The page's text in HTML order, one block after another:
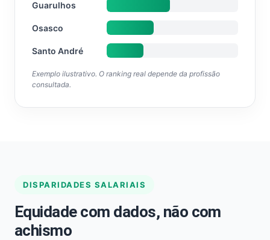
Guarulhos
Osasco
Santo André
Exemplo ilustrativo. O ranking real depende da profissão
consultada.
DISPARIDADES SALARIAIS
Equidade com dados, não com
achismo